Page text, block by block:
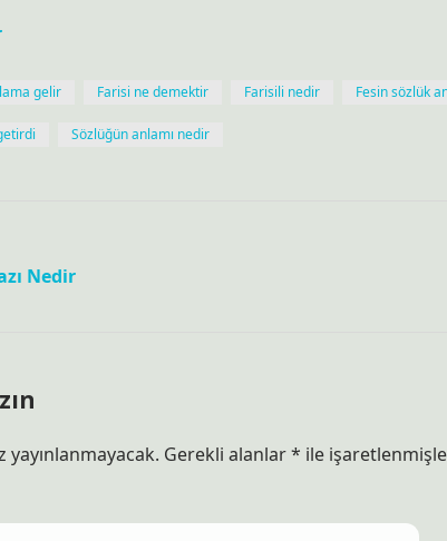
gelir Farisi ne demektir Farisili nedir Fesin sözlük
Sözlüğün anlamı nedir
Nedir
yayınlanmayacak. Gerekli alanlar* ile